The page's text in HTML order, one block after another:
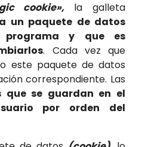
cookie», la galleta
un paquete de datos
y que es
. Cada vez que
este paquete de datos
correspondiente. Las
que se guardan en el
por orden del